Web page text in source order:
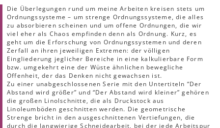
Die Überlegungen rund um meine Arbeiten kreisen stets um
Ordnungssysteme – um strenge Ordnungssysteme, die alles
zu absorbieren scheinen und um offene Ordnungen, die wir
viel eher als Chaos empfinden denn als Ordnung. Kurz, es
geht um die Erforschung von Ordnungssystemen und deren
Zerfall an ihren jeweiligen Extremen: der völligen
Eingliederung jeglicher Bereiche in eine kalkulierbare Form
bzw. umgekehrt eine der Wüste ähnlichen bewegliche
Offenheit, der das Denken nicht gewachsen ist.
Zu einer unabgeschlossenen Serie mit den Untertiteln “Der
Abstand wird größer” und “Der Abstand wird kleiner” gehören
die großen Linolschnitte, die als Druckstock aus
Linoleumböden geschnitten werden. Die geometrische
Strenge bricht in den ausgeschnittenen Vertiefungen, die
durch die langwierige Schneidearbeit, bei der jede Arbeitspur